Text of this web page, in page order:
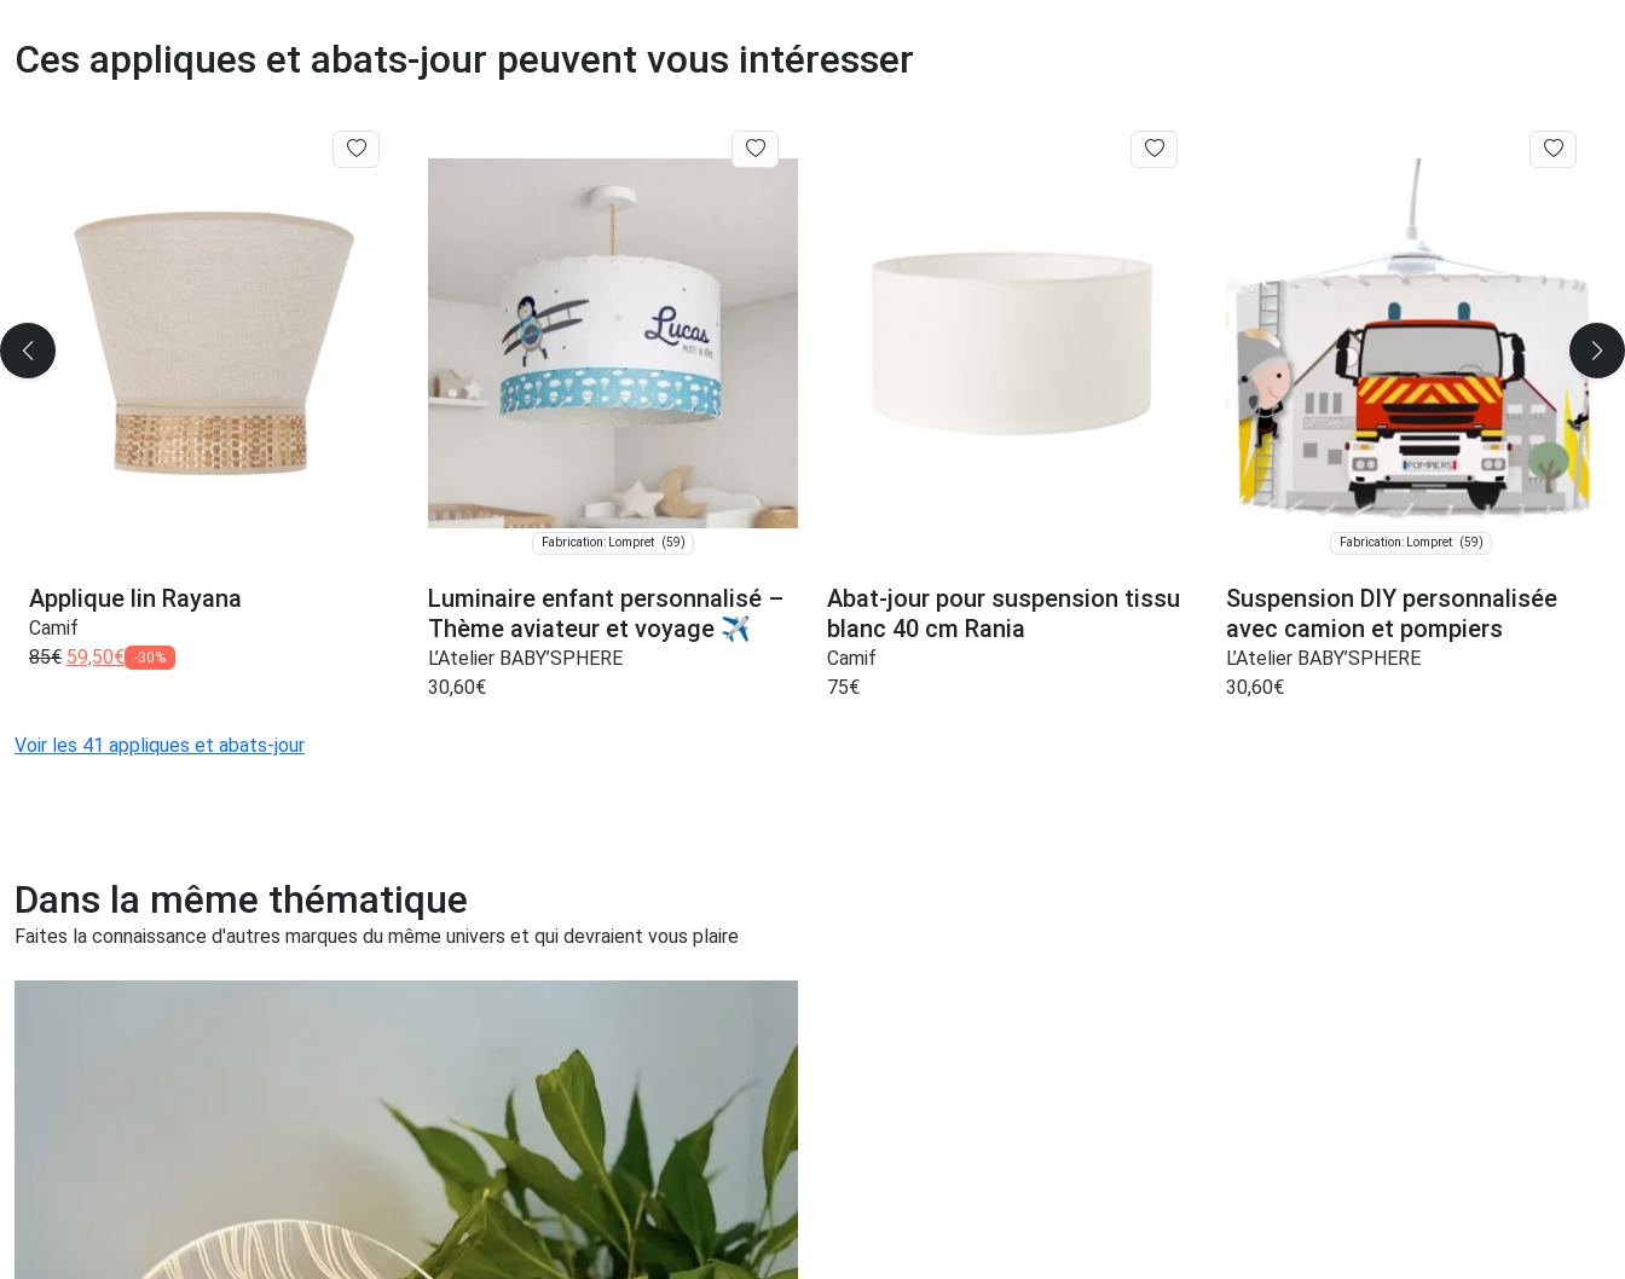
Ces appliques et abats-jour peuvent vous intéresser
Applique lin Rayana
Camif
85€ 59,50€ -30%
Fabrication: Lompret (59)
Luminaire enfant personnalisé –
Thème aviateur et voyage ✈️
L’Atelier BABY’SPHERE
30,60€
Abat-jour pour suspension tissu
blanc 40 cm Rania
Camif
75€
Fabrication: Lompret (59)
Suspension DIY personnalisée
avec camion et pompiers
L’Atelier BABY’SPHERE
30,60€
Voir les 41 appliques et abats-jour
Dans la même thématique
Faites la connaissance d'autres marques du même univers et qui devraient vous plaire